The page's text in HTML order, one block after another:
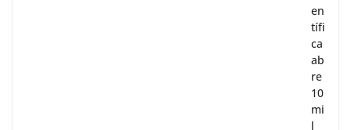
en
tífi
ca
ab
re
10
mi
l